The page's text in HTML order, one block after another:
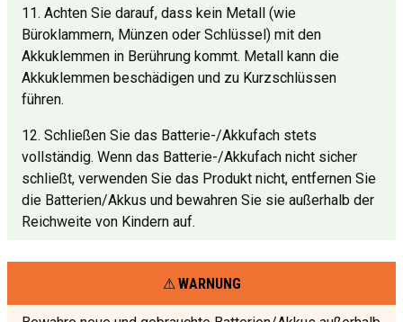
11. Achten Sie darauf, dass kein Metall (wie
Büroklammern, Münzen oder Schlüssel) mit den
Akkuklemmen in Berührung kommt. Metall kann die
Akkuklemmen beschädigen und zu Kurzschlüssen
führen.
12. Schließen Sie das Batterie-/Akkufach stets
vollständig. Wenn das Batterie-/Akkufach nicht sicher
schließt, verwenden Sie das Produkt nicht, entfernen Sie
die Batterien/Akkus und bewahren Sie sie außerhalb der
Reichweite von Kindern auf.
WARNUNG